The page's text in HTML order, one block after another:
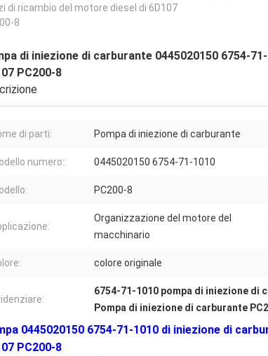
di ricambio del motore diesel di 6D107
8
di iniezione di carburante 0445020150 6754-
PC200-8
di parti: Pompa di iniezione di carburante
numero:: 0445020150 6754-71-1010
PC200-8
Organizzazione del motore del
macchinario
colore originale
6754-71-1010 pompa di iniezione di
Pompa di iniezione di carburante
0445020150 6754-71-1010 di iniezione di
PC200-8